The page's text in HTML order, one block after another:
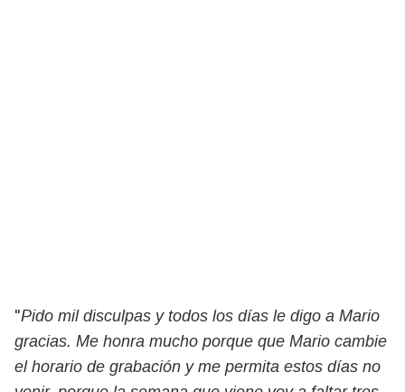
"Pido mil disculpas y todos los días le digo a Mario
gracias. Me honra mucho porque que Mario cambie
el horario de grabación y me permita estos días no